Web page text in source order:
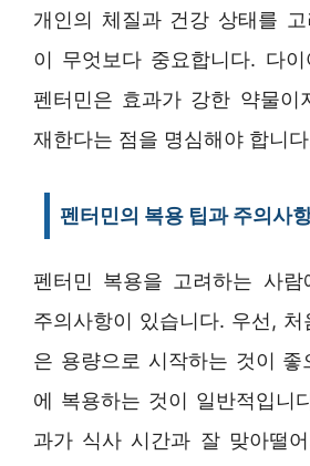
개인의 체질과 건강 상태를
이 무엇보다 중요합니다. 다
펜터민은 효과가 강한 약물이
재한다는 점을 명심해야 합니
펜터민의 복용 팁과 주의사
펜터민 복용을 고려하는 사
주의사항이 있습니다. 우선,
은 용량으로 시작하는 것이 좋
에 복용하는 것이 일반적입니
과가 식사 시간과 잘 맞아떨